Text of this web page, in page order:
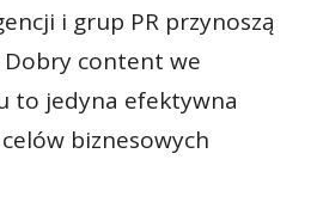
i grup PR przynoszą
content we
to jedyna efektywna
biznesowych